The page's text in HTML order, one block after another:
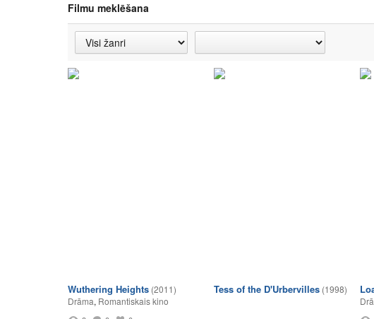
Filmu meklēšana
Wuthering Heights (2011)
Drāma, Romantiskais kino
Tess of the D'Urbervilles (1998)